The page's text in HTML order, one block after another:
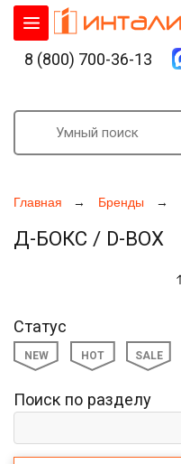
Главная Бренды
Д-БОКС / D-BOX
Статус
NEW HOT SALE
Поиск по разделу
8 (800) 700-36-13